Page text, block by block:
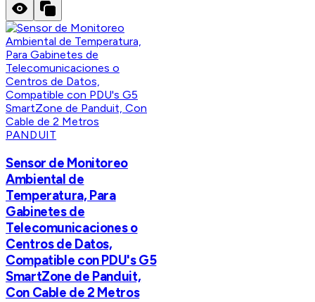
PANDUIT
Sensor de Monitoreo
Ambiental de
Temperatura, Para
Gabinetes de
Telecomunicaciones o
Centros de Datos,
Compatible con PDU's G5
SmartZone de Panduit,
Con Cable de 2 Metros